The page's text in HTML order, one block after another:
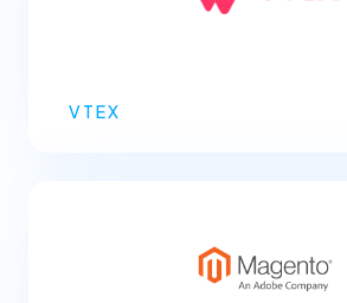
VTEX